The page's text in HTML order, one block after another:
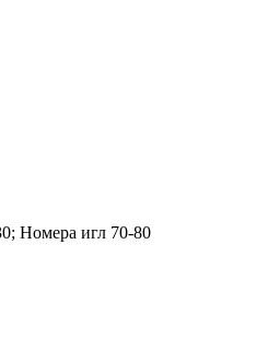
Номера игл 70-80